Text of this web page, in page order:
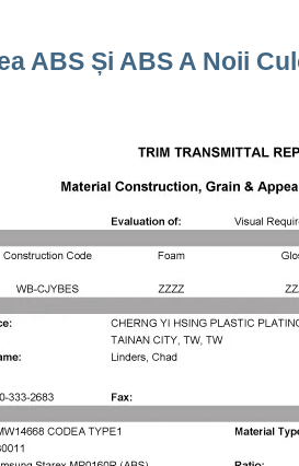
ABS Și ABS A Noii